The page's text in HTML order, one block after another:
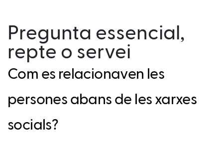
Pregunta essencial,
repte o servei
Com es relacionaven les
persones abans de les xarxes
socials?